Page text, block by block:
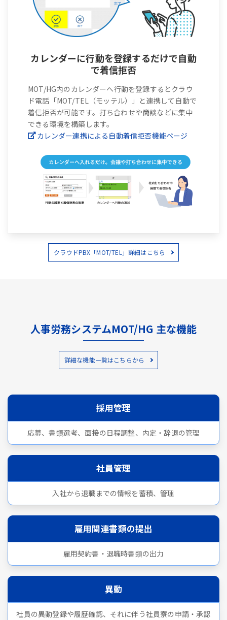
カレンダーに行動を登録するだけで自動
で着信拒否
MOT/HG内のカレンダーへ行動を登録するとクラウ
ド電話「MOT/TEL（モッテル）」と連携して自動で
着信拒否が可能です。打ち合わせや商談などに集中
できる環境を構築します。
カレンダー連携による自動着信拒否機能ページ
クラウドPBX「MOT/TEL」詳細はこちら
人事労務システムMOT/HG 主な機能
詳細な機能一覧はこちらから
採用管理
応募、書類選考、面接の日程調整、内定・辞退の管理
社員管理
入社から退職までの情報を蓄積、管理
雇用関連書類の提出
雇用契約書・退職時書類の出力
異動
社員の異動登録や履歴確認、それに伴う社員寮の申請・承認